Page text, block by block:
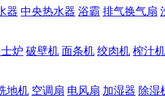
器 中央热水器 浴霸 排气换气扇
炉 破壁机 面条机 绞肉机 榨汁机
地机 空调扇 电风扇 加湿器 除湿